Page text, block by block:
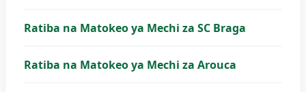
Ratiba na Matokeo ya Mechi za SC Braga
Ratiba na Matokeo ya Mechi za Arouca